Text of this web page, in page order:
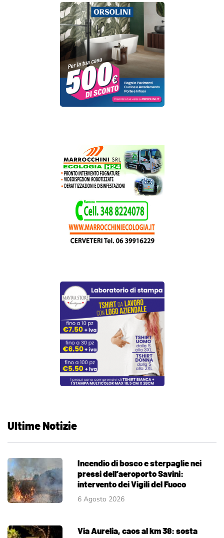
Ultime Notizie
Incendio di bosco e sterpaglie nei
pressi dell’aeroporto Savini:
intervento dei Vigili del Fuoco
6 Agosto 2026
Via Aurelia, caos al km 38: sosta